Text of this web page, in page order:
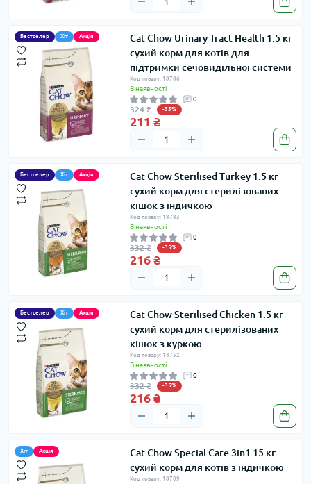
Бестселер Хіт Акція
Cat Chow Urinary Tract Health 1.5 кг
сухий корм для котів для
підтримки сечовидільної системи
Код товару: 18786
В наявності
0
324 ₴ -35%
211 ₴
Бестселер Хіт Акція
Cat Chow Sterilised Turkey 1.5 кг
сухий корм для стерилізованих
кішок з індичкою
Код товару: 18783
В наявності
0
332 ₴ -35%
216 ₴
Бестселер Хіт Акція
Cat Chow Sterilised Chicken 1.5 кг
сухий корм для стерилізованих
кішок з куркою
Код товару: 18752
В наявності
0
332 ₴ -35%
216 ₴
Хіт Акція
Cat Chow Special Care 3in1 15 кг
сухий корм для котів з індичкою
Код товару: 18709